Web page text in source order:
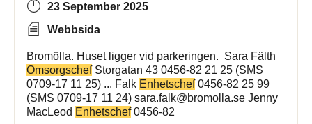
23 September 2025
Webbsida
Bromölla. Huset ligger vid parkeringen. Sara Fälth
OmsorgschefStorgatan 43 0456-82 21 25 (SMS
0709-17 11 25) ... Falk Enhetschef0456-82 25 99
(SMS 0709-17 11 24) sara.falk@bromolla.se Jenny
MacLeod Enhetschef0456-82